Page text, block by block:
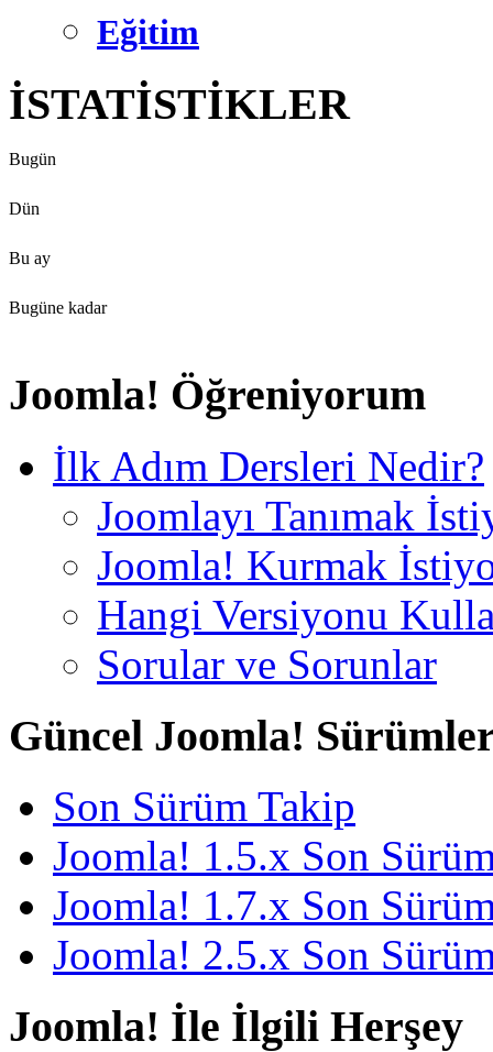
Eğitim
İSTATİSTİKLER
Bugün
Dün
Bu ay
Bugüne kadar
Joomla! Öğreniyorum
İlk Adım Dersleri Nedir?
Joomlayı Tanımak
Joomla! Kurmak
Hangi Versiyonu
Sorular ve Sorunlar
Güncel Joomla!
Son Sürüm Takip
Joomla! 1.5.x Son
Joomla! 1.7.x Son
Joomla! 2.5.x Son
Joomla! İle İlgili Herşey